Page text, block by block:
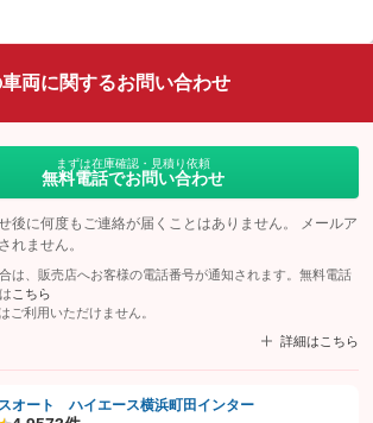
車両に関するお問い合わせ
まずは在庫確認・見積り依頼
無料電話でお問い合わせ
後に何度もご連絡が届くことはありません。 メールア
れません。
は、販売店へお客様の電話番号が通知されます。無料電話
こちら
ご利用いただけません。
詳細はこちら
オート ハイエース横浜町田インター